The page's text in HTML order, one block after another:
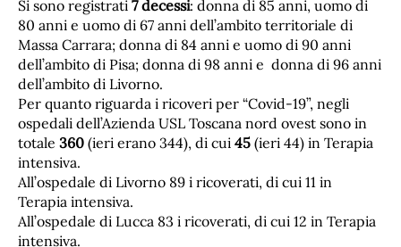
Si sono registrati 7 decessi: donna di 85 anni, uomo di
80 anni e uomo di 67 anni dell’ambito territoriale di
Massa Carrara; donna di 84 anni e uomo di 90 anni
dell’ambito di Pisa; donna di 98 anni e donna di 96 anni
dell’ambito di Livorno.
Per quanto riguarda i ricoveri per “Covid-19”, negli
ospedali dell’Azienda USL Toscana nord ovest sono in
totale 360 (ieri erano 344), di cui 45 (ieri 44) in Terapia
intensiva.
All’ospedale di Livorno 89 i ricoverati, di cui 11 in
Terapia intensiva.
All’ospedale di Lucca 83 i ricoverati, di cui 12 in Terapia
intensiva.